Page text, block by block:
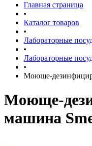
Главная страница
•
Каталог товаров
•
Лабораторные
•
Лабораторные
•
Моюще-
Моюще-
машина